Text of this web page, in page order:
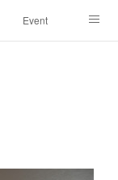
Event